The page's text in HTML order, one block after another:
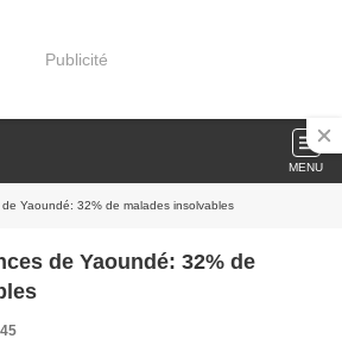
Publicité
MENU
Yaoundé: 32% de malades insolvables
de Yaoundé: 32% de